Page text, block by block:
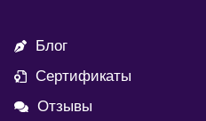
Блог
Сертификаты
Отзывы